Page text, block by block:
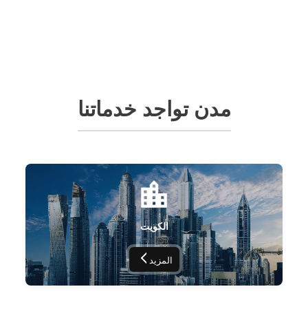
مدن تواجد خدماتنا
الكويت
المزيد